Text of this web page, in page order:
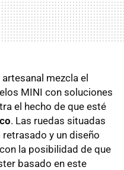
mezcla el
MINI con soluciones
el hecho de que esté
. Las ruedas situadas
y un diseño
la posibilidad de que
basado en este